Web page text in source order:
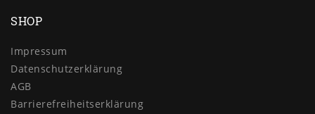
SHOP
Impressum
Daten­schutz­erklärung
AGB
Barrierefreiheitserklärung